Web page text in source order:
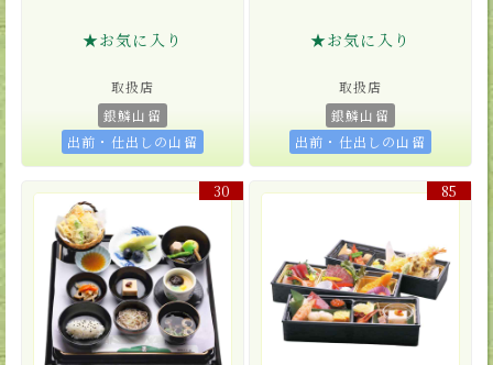
★お気に入り
取扱店
銀鱗山留
出前・仕出しの山留
★お気に入り
取扱店
銀鱗山留
出前・仕出しの山留
30 85